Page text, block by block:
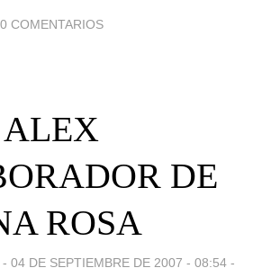
0 COMENTARIOS
ALEX
DE
ROSA
- 04 DE SEPTIEMBRE DE 2007 - 08:54 -